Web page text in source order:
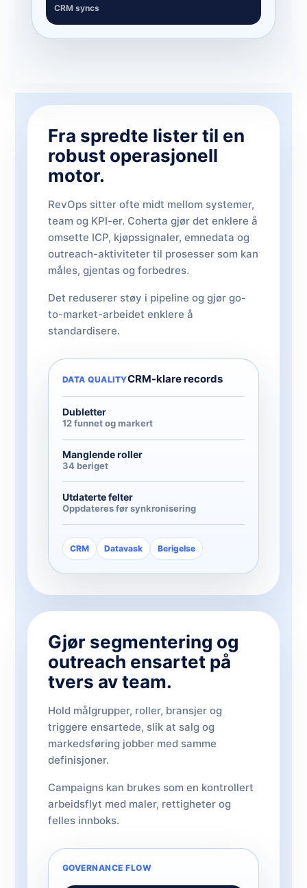
CRM syncs
Fra spredte lister til en
robust operasjonell
motor.
RevOps sitter ofte midt mellom systemer,
team og KPI-er. Coherta gjør det enklere å
omsette ICP, kjøpssignaler, emnedata og
outreach-aktiviteter til prosesser som kan
måles, gjentas og forbedres.
Det reduserer støy i pipeline og gjør go-
to-market-arbeidet enklere å
standardisere.
DATA QUALITYCRM-klare records
Dubletter
12 funnet og markert
Manglende roller
34 beriget
Utdaterte felter
Oppdateres før synkronisering
CRM Datavask Berigelse
Gjør segmentering og
outreach ensartet på
tvers av team.
Hold målgrupper, roller, bransjer og
triggere ensartede, slik at salg og
markedsføring jobber med samme
definisjoner.
Campaigns kan brukes som en kontrollert
arbeidsflyt med maler, rettigheter og
felles innboks.
GOVERNANCE FLOW